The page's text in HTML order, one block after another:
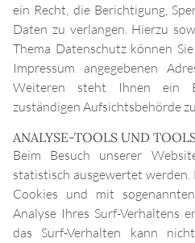
ein Recht, die Berichtigung,
Daten zu verlangen. Hierzu
Thema Datenschutz können
Impressum angegebenen
Weiteren steht Ihnen ein
zuständigen Aufsichtsbehörde
ANALYSE-TOOLS UND
Beim Besuch unserer
statistisch ausgewertet
Cookies und mit
Analyse Ihres Surf-Verhaltens
das Surf-Verhalten kann